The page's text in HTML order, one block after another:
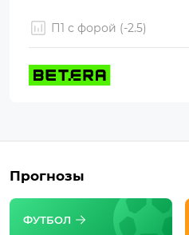
П1 с форой (-2.5)
Прогнозы
ФУТБОЛ